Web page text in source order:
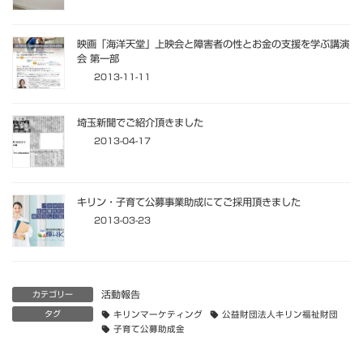
映画「海洋天堂」上映会と障害者の性とお金の支援を学ぶ講演
会 第一部
2013-11-11
埼玉新聞でご紹介頂きました
2013-04-17
キリン・子育て公募事業助成にてご採用頂きました
2013-03-23
カテゴリー 活動報告
タグ キリンマーケティング
公益財団法人キリン福祉財団
子育て公募助成金